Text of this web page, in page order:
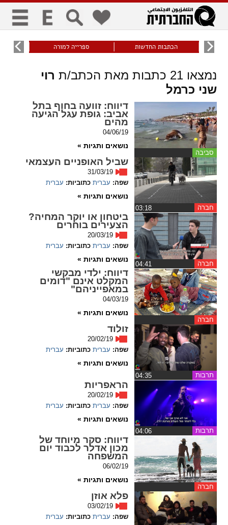
כללי
visibility_off
ביטול הבהובים ניווט מקלדת סימון כותרות
זום
zoom_out
התרחק
גופנים
remove_circle_outline
Decrease font
Increase font
spellcheck
גופן קריא
ניגודיות צבעים
brightness_high
ניגודיות בהירה
קישורים
format_underlined
קו תחתי לקישורים
cached
איפוס
כל
ההגדרות
flag
השארת
משוב
הכתבות החדשות ספרייה למורה עוני
נמצאו21 כתבות מאת הכתב/ת רוי
שני כרמל
סביבה
דיווח : זוועה בחוף בתל
אביב: גופת עגל הגיעה
מהים
04/06/19
נושאים ותגיות »
חברה
שביל האופניים העצמאי
31/03/19
שפה: עברית כתוביות: עברית
נושאים ותגיות »
חברה
ביטחון או יוקר המחיה?
הצעירים בוחרים
20/03/19
שפה: עברית כתוביות: עברית
נושאים ותגיות »
חברה
דיווח : ילדי מבקשי
המקלט אינם "דומים
במאפייניהם"
04/03/19
נושאים ותגיות »
תרבות
זולוד
20/02/19
שפה: עברית כתוביות: עברית
נושאים ותגיות »
תרבות
הראפריות
20/02/19
שפה: עברית כתוביות: עברית
נושאים ותגיות »
חברה
דיווח : סקר מיוחד של
מכון אדלר לכבוד יום
המשפחה
06/02/19
נושאים ותגיות »
פלא אוזן
03/02/19
שפה: עברית כתוביות: עברית